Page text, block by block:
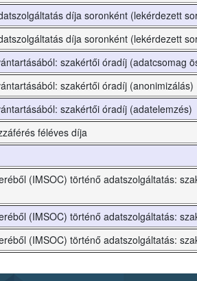
díja soronként (lekérdezett
díja soronként (lekérdezett
szakértői óradíj (adatcsomag
szakértői óradíj (anonimizálás)
szakértői óradíj (adatelemzés)
féléves díja
(IMSOC) történő adatszolgáltatás:
(IMSOC) történő adatszolgáltatás:
(IMSOC) történő adatszolgáltatás: